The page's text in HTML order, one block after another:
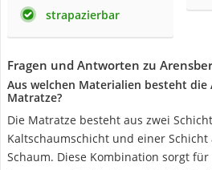
strapazierbar
Fragen und Antworten zu
Aus welchen Materialien besteht die
Matratze?
Die Matratze besteht aus zwei
Kaltschaumschicht und einer Schicht
Schaum. Diese Kombination sorgt für